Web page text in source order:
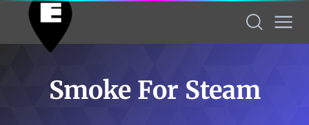
Smoke For Steam